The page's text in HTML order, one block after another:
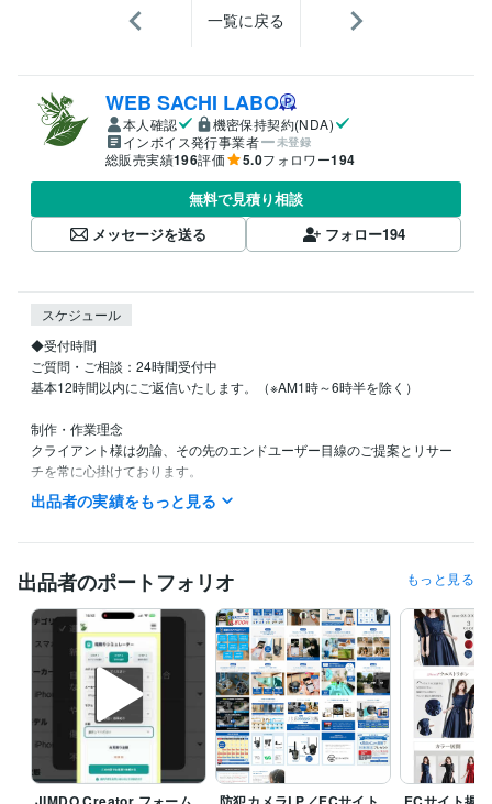
一覧に戻る
WEB SACHI LABO
本人確認
機密保持契約(NDA)
インボイス発行事業者
未登録
総販売実績196評価 5.0フォロワー194
無料で見積り相談
メッセージを送る
フォロー194
スケジュール
◆受付時間
ご質問・ご相談：24時間受付中
基本12時間以内にご返信いたします。（※AM1時～6時半を除く）
制作・作業理念
クライアント様は勿論、その先のエンドユーザー目線のご提案とリサー
チを常に心掛けております。
納期の絶対厳守を基本とし、事業開業から遅延事故ゼロで今日に至りま
す。
ヒアリングを大切にし、一つ一つのご相談、質問に対して、確認漏れや
認識のズレが起きないよう、丁寧かつ明確なお返事を心がけています。
緊急なお見積り、制作・修正対応も柔軟に行っております。（時間帯に
よりますが、軽微な修正は即日対応も可能です。）
アシスタントと連携し、新規の挑戦にもフレキシブルに対応いたしま
す。
AIやプログラミングによる作業効率化、リサーチ分析、外部サービスな
ども駆使して常に提供サービスの改善と対応可能領域の拡張に力を入れ
ております。
出品者の実績をもっと見る
出品者のポートフォリオ もっと見る